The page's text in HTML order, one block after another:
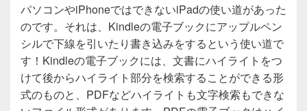
パソコンやiPhoneではできないiPadの使い道があった
のです。それは、Kindleの電子ブックにアップルペン
シルで下線を引いたり書き込みをするという使い道で
す！Kindleの電子ブックには、文書にハイライトをつ
けて後からハイライト部分を検索することができる形
式のものと、PDFなどハイライトも文字検索もできな